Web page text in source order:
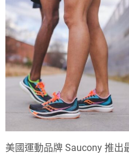
美國運動品牌 Saucony 推出